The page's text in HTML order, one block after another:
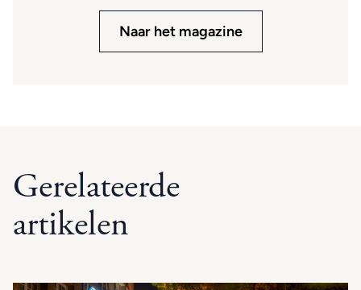
Naar het magazine
Gerelateerde
artikelen